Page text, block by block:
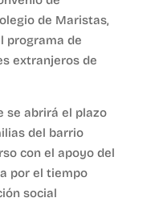
de Maristas,
programa de
extranjeros de
se abrirá el plazo
del barrio
con el apoyo del
por el tiempo
social